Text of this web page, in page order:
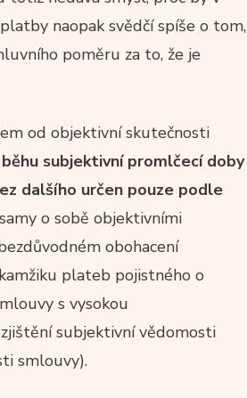
naopak svědčí spíše o tom,
poměru za to, že je
od objektivní skutečnosti
subjektivní promlčecí doby
dalšího určen pouze podle
o sobě objektivními
obohacení
plateb pojistného o
s vysokou
subjektivní vědomosti
smlouvy).